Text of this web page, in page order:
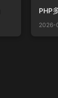
PHP
2026-